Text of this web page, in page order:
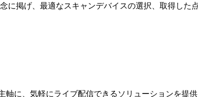
に掲げ、最適なスキャンデバイスの選択、取得し
に、気軽にライブ配信できるソリューションを提